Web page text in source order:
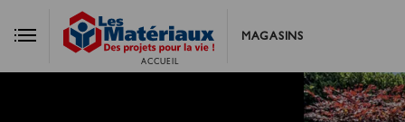
ACCUEIL
MAGASINS